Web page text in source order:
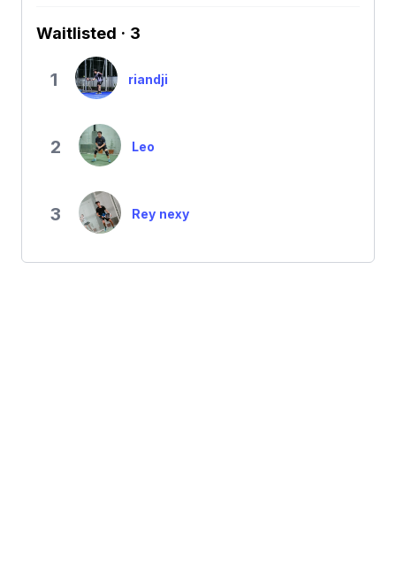
Waitlisted · 3
1 riandji
2 Leo
3 Rey nexy